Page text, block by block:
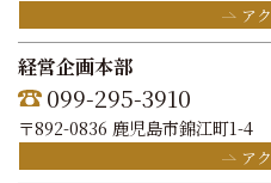
ア
経営企画本部
099-295-3910
〒892-0836 鹿児島市錦江町1-4
ア